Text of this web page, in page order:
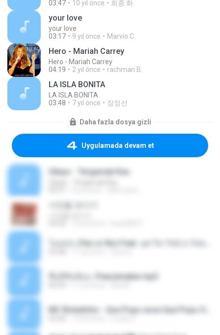
03:47
10 yıl önce 희종 화.
your love
your love
03:17
9 yıl önce Marvio C.
Hero - Mariah Carrey
Hero - Mariah Carrey
04:19
2 yıl önce rachman B.
LA ISLA BONITA
LA ISLA BONITA
03:48
7 yıl önce 장정선
Daha fazla dosya gizli
Uygulamada devam et
Ukays - Tergamak Kau
사진을 보다가
พื้นที่ซับซ้อน -Peacemaker.mp3